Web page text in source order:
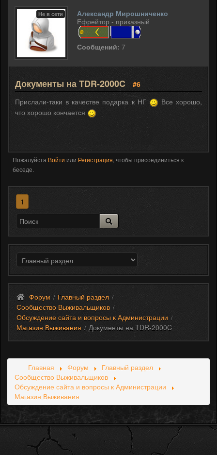
Не в сети
Александр Мирошниченко
Ефрейтор - приказный
Сообщений: 7
Документы на TDR-2000C
#6
Прислали-таки в качестве подарка к НГ
Все хорошо,
что хорошо кончается
Пожалуйста Войти или Регистрация, чтобы присоединиться к
беседе.
1
Форум / Главный раздел /
Сообщество Выживальщиков /
Обсуждение сайта и вопросы к Администрации /
Магазин Выживания / Документы на TDR-2000C
Главная Форум
Главный раздел
Сообщество Выживальщиков
Обсуждение сайта и вопросы к Администрации
Магазин Выживания